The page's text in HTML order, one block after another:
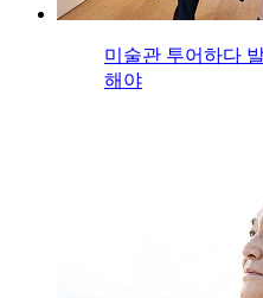
미술관 투어하다
해야